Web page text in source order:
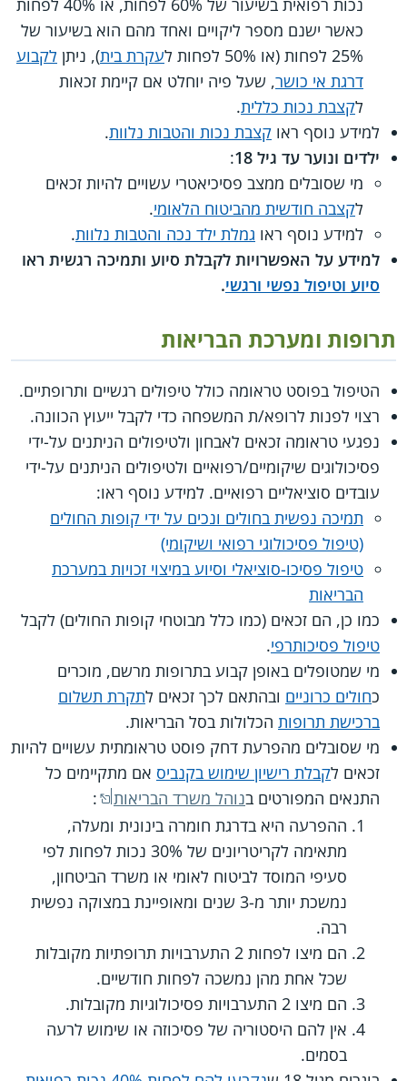
נכות רפואית בשיעור של 60% לפחות, או 40% לפחות
כאשר ישנם מספר ליקויים ואחד מהם הוא בשיעור של
25% לפחות (או 50% לפחות ל
עקרת בית), ניתן לקבוע
דרגת אי כושר, שעל פיה יוחלט אם קיימת זכאות
לקצבת נכות כללית.
למידע נוסף ראו קצבת נכות והטבות נלוות.
ילדים ונוער עד גיל 18
:
מי שסובלים ממצב פסיכיאטרי עשויים להיות זכאים
לקצבה חודשית מהביטוח הלאומי.
למידע נוסף ראו גמלת ילד נכה והטבות נלוות.
למידע על האפשרויות לקבלת סיוע ותמיכה רגשית ראו
סיוע וטיפול נפשי ורגשי.
תרופות ומערכת הבריאות
הטיפול בפוסט טראומה כולל טיפולים רגשיים ותרופתיים.
רצוי לפנות לרופא/ת המשפחה כדי לקבל ייעוץ הכוונה.
נפגעי טראומה זכאים לאבחון ולטיפולים הניתנים על-ידי
פסיכולוגים שיקומיים/רפואיים ולטיפולים הניתנים על-ידי
עובדים סוציאליים רפואיים. למידע נוסף ראו:
תמיכה נפשית בחולים ונכים על ידי קופות החולים
(טיפול פסיכולוגי רפואי ושיקומי)
טיפול פסיכו-סוציאלי וסיוע במיצוי זכויות במערכת
הבריאות
כמו כן, הם זכאים (כמו כלל מבוטחי קופות החולים) לקבל
טיפול פסיכותרפי.
מי שמטופלים באופן קבוע בתרופות מרשם, מוכרים
כחולים כרוניים ובהתאם לכך זכאים לתקרת תשלום
ברכישת תרופות הכלולות בסל הבריאות.
מי שסובלים מהפרעת דחק פוסט טראומתית עשויים להיות
זכאים לקבלת רישיון שימוש בקנביס אם מתקיימים כל
התנאים המפורטים בנוהל משרד הבריאות
:
ההפרעה היא בדרגת חומרה בינונית ומעלה,
מתאימה לקריטריונים של 30% נכות לפחות לפי
סעיפי המוסד לביטוח לאומי או משרד הביטחון,
נמשכת יותר מ-3 שנים ומאופיינת במצוקה נפשית
רבה.
הם מיצו לפחות 2 התערבויות תרופתיות מקובלות
שכל אחת מהן נמשכה לפחות חודשיים.
הם מיצו 2 התערבויות פסיכולוגיות מקובלות.
אין להם היסטוריה של פסיכוזה או שימוש לרעה
בסמים.